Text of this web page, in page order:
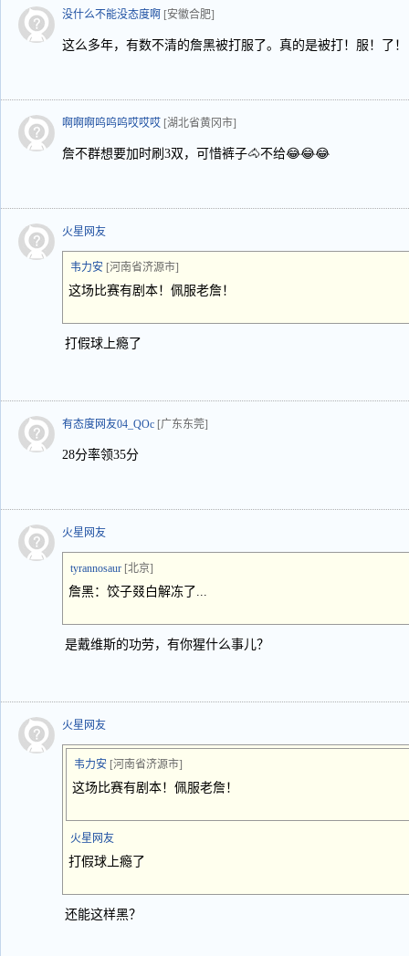
没什么不能没态度啊 [安徽合肥]
这么多年，有数不清的詹黑被打服了。真的是被打！服！了！
啊啊啊呜呜呜哎哎哎 [湖北省黄冈市]
詹不群想要加时刷3双，可惜裤子🐴不给😂😂😂
火星网友
韦力安 [河南省济源市]
这场比赛有剧本！佩服老詹！
打假球上瘾了
有态度网友04_QOc [广东东莞]
28分率领35分
火星网友
tyrannosaur [北京]
詹黑：饺子叕白解冻了...
是戴维斯的功劳，有你猩什么事儿？
火星网友
韦力安 [河南省济源市]
这场比赛有剧本！佩服老詹！
火星网友
打假球上瘾了
还能这样黑？